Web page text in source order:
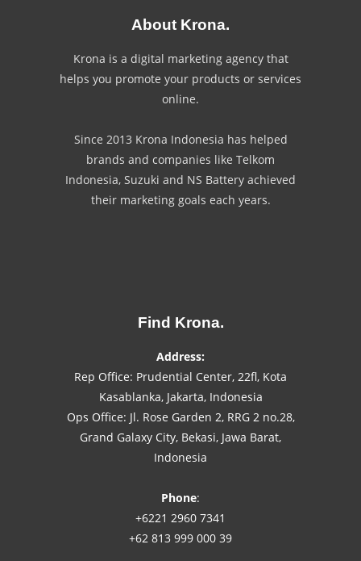
About Krona.
Krona is a digital marketing agency that
helps you promote your products or services
online.
Since 2013 Krona Indonesia has helped
brands and companies like Telkom
Indonesia, Suzuki and NS Battery achieved
their marketing goals each years.
Find Krona.
Address:
Rep Office: Prudential Center, 22fl, Kota
Kasablanka, Jakarta, Indonesia
Ops Office: Jl. Rose Garden 2, RRG 2 no.28,
Grand Galaxy City, Bekasi, Jawa Barat,
Indonesia
Phone:
+6221 2960 7341
+62 813 999 000 39